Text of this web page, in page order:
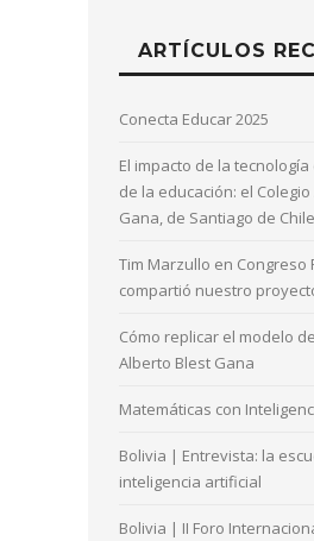
ARTÍCULOS
Conecta Educar 2025
El impacto de la
de la educación: el
Gana, de Santiago de Chile
Tim Marzullo en Congreso
compartió nuestro
Cómo replicar el modelo
Alberto Blest Gana
Matemáticas con
Bolivia | Entrevista: la
inteligencia artificial
Bolivia | II Foro